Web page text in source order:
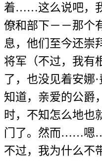
着……这么说吧，
僚和部下－－那个
息，他们至今还崇
将军（不过，我有
了，也没见着安
知道，亲爱的公爵
时，不知怎么地也
门了。然而……
不过，我为什么不